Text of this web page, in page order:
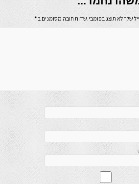
שלך לא תוצג בפומבי.שדות חובה מסומנים ב*